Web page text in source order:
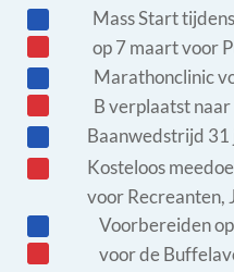
Mass Start
op 7 maart voor
Marathonclinic
B verplaatst
Baanwedstrijd
Kosteloos
voor Recreanten,
Voorbereiden
voor de